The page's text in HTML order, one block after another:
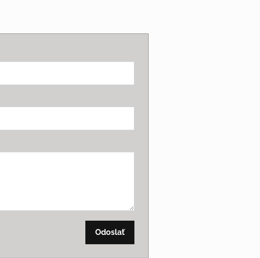
Odoslať